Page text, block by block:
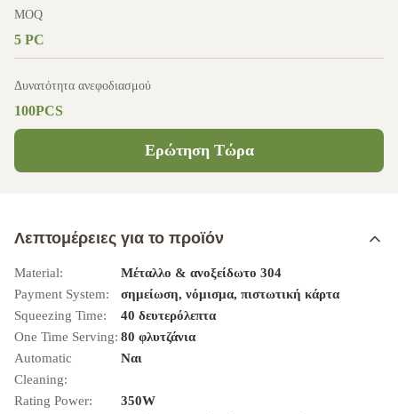
MOQ
5 PC
Δυνατότητα ανεφοδιασμού
100PCS
Ερώτηση Τώρα
Λεπτομέρειες για το προϊόν
Material:
Μέταλλο & ανοξείδωτο 304
Payment System:
σημείωση, νόμισμα, πιστωτική κάρτα
Squeezing Time:
40 δευτερόλεπτα
One Time Serving: 80 φλυτζάνια
Automatic
Cleaning:
Ναι
Rating Power:
350W